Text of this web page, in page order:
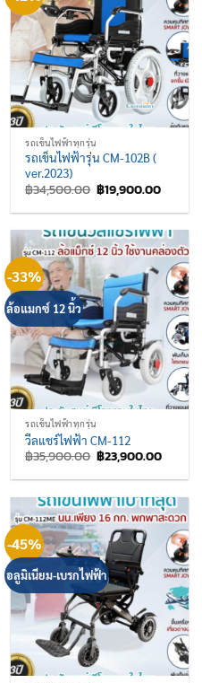
รถเข็นไฟฟ้าทุกรุ่น
รถเข็นไฟฟ้ารุ่น CM-102B (
ver.2023)
฿34,500.00 Original
price
was:
฿19,900.00Current
is:
-33%
ล้อแมกซ์ 12 นิ้ว
รถเข็นไฟฟ้าทุกรุ่น
วีลแชร์ไฟฟ้า CM-112
฿35,900.00 Original
price
was:
฿23,900.00
is:
-45%
อลูมิเนียม-เบรกไฟฟ้า